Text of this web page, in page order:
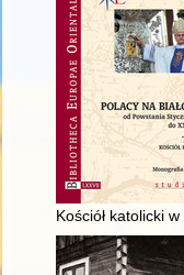
Kościół katolicki